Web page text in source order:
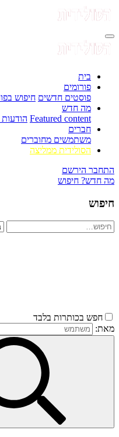
בית
פורומים
פוסטים חדשים חיפוש
מה חדש
Featured content
חברים
משתמשים מחוברים
הסולידית ממליצה
התחבר הירשם
מה חדש? חיפוש
חיפוש
חפש בכותרות בלבד
מאת: